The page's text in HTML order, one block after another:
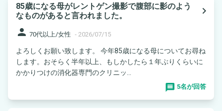
85歳になる母がレントゲン撮影で腹部に影のよう
なものがあると言われました。
navigate_next
person 70代以上/女性 - 2026/07/15
よろしくお願い致します。 今年85歳になる母についてお尋ね
します。おそらく半年以上、もしかしたら１年ぶりくらいに
かかりつけの消化器専門のクリニッ...
5名が回答